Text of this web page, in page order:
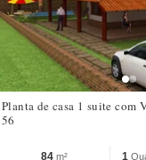
Planta de casa 1 suite com
56
84 m² 1